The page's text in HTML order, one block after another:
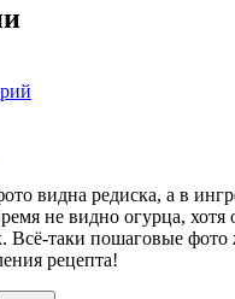
видна редиска, а в
не видно огурца, хотя
Всё-таки пошаговые фото
рецепта!